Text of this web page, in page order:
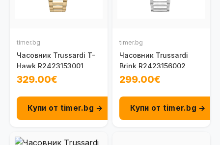
timer.bg
Часовник Trussardi T-
Hawk R2423153001
329.00€
Купи от timer.bg →
timer.bg
Часовник Trussardi
Brink R2423156002
299.00€
Купи от timer.bg →